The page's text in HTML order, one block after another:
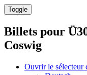
Toggle
Billets pour
Coswig
Ouvrir le sélecteur